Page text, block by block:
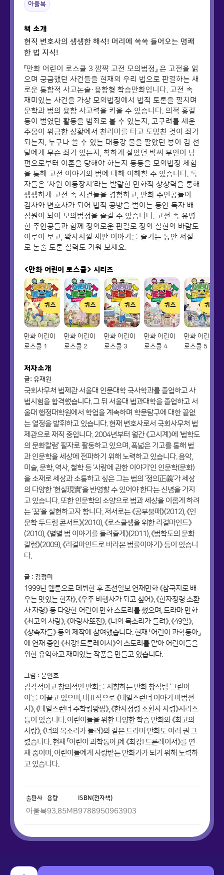
아울북
책 소개
현직 변호사의 생생한 해석! 머리에 쏙쏙 들어오는 명쾌
한 법 지식!
『만화 어린이 로스쿨 3 깜짝 고전 모의법정』 은 고전을 읽
으며 궁금했던 사건들을 현재의 우리 법으로 판결하는 새
로운 통합적 사고논술·융합형 학습만화입니다. 고전 속
재미있는 사건을 가상 모의법정에서 법적 토론을 펼치며
문학과 법의 융합 사고력을 키울 수 있습니다. 의적 홍길
동이 벌였던 활동을 범죄로 볼 수 있는지, 고구려를 세운
주몽이 위급한 상황에서 천리마를 타고 도망친 것이 죄가
되는지, 누구나 쓸 수 있는 대동강 물을 팔았던 봉이 김 선
달에게 무슨 죄가 있는지, 착하게 살았던 박씨 부인이 남
편으로부터 이혼을 당해야 하는지 등등을 모의법정 체험
을 통해 고전 이야기와 법에 대해 이해할 수 있습니다. 독
자들은 ‘차원 이동장치’라는 발랄한 만화적 상상력을 통해
생생하게 고전 속 사건들을 경험하고, 만화 주인공들이
검사와 변호사가 되어 법적 공방을 벌이는 동안 독자 배
심원이 되어 모의법정을 즐길 수 있습니다. 고전 속 유명
한 주인공들과 함께 정의로운 판결로 정의 실현의 바람도
이루어 보고, 왁자지껄 재판 이야기를 즐기는 동안 저절
로 논술 토론 실력도 키워 보세요.
<만화 어린이 로스쿨> 시리즈
퀴즈
만화 어린이
로스쿨 1
퀴즈
만화 어린이
로스쿨 2
퀴즈
만화 어린이
로스쿨 3
퀴즈
만화 어린이
로스쿨 4
퀴즈
만화 어린이
로스쿨 5
저자소개
글: 유재원
국회사무처 법제관 서울대 인문대학 국사학과를 졸업하고 사
법시험을 합격했습니다. 그 뒤 서울대 법과대학을 졸업하고 서
울대 행정대학원에서 학업을 계속하며 학문탐구에 대한 끝없
는 열정을 발휘하고 있습니다. 현재 변호사로서 국회사무처 법
제관으로 재직 중입니다. 2004년부터 월간 《고시계》에 ‘법학도
의 문화칼럼’ 필자로 활동하고 있으며, 폭넓은 기고를 통해 법
과 인문학을 세상에 전파하기 위해 노력하고 있습니다. 음악,
미술, 문학, 역사, 철학 등 ‘사람에 관한 이야기’인 인문학(문화)
을 소재로 세상과 소통하고 싶은 그는 법의 ‘정의正義’가 세상
의 다양한 ‘현실現實’을 반영할 수 있어야 한다는 신념을 가지
고 있습니다. 또한 인문학의 소양으로 법과 세상을 이롭게 하려
는 ‘꿈’을 실현하고자 합니다. 저서로는 《공부불패》(2012), 《인
문학 두드림 콘서트》(2010), 《로스쿨생을 위한 리걸마인드》
(2010), 《별별 법 이야기를 들려줄게》(2011), 《법학도의 문화
칼럼》(2009), 《리걸마인드로 바라본 법률이야기》 등이 있습니
다.
글 : 김정미
1999년 웹툰으로 데뷔한 후 조선일보 연재만화 《삼국지로 배
우는 맛있는 한자》, 《우주 비행사가 되고 싶어》, 《한자정령 소환
사 자령》 등 다양한 어린이 만화 스토리를 썼으며, 드라마 만화
《최고의 사랑》, 《아랑사또전》, 《너의 목소리가 들려》, 《49일》,
《상속자들》 등의 제작에 참여했습니다. 현재 「어린이 과학동아」
에 연재 중인 《최강! 드론레이서》의 스토리를 맡아 어린이들을
위한 유익하고 재미있는 작품을 만들고 있습니다.
그림 : 문인호
감각적이고 창의적인 만화를 지향하는 만화 창작팀 ‘그린아
이’를 이끌고 있으며, 대표작으로 《테일즈런너 이야기 마법전
사》, 《테일즈런너 수학킹왕짱》, 《한자정령 소환사 자령》시리즈
등이 있습니다. 어린이들을 위한 다양한 학습 만화와 《최고의
사랑》, 《너의 목소리가 들려》와 같은 드라마 만화도 여러 권 그
렸습니다. 현재 「어린이 과학동아」에 《최강! 드론레이서》를 연
재 중이며, 어린이들에게 사랑받는 만화가가 되기 위해 노력하
고 있습니다.
출판사
아울북
용량
93.85MB
ISBN(전자책)
9788950963903